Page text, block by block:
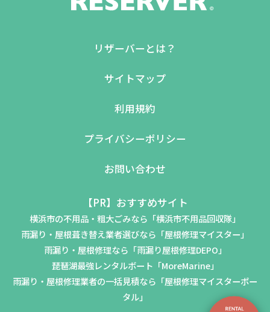
リザーバーとは？
サイトマップ
利用規約
プライバシーポリシー
お問い合わせ
【PR】おすすめサイト
横浜市の不用品・粗大ごみなら「横浜市不用品回収隊」
雨漏り・屋根葺き替え業者選びなら「屋根修理マイスター」
雨漏り・屋根修理なら「雨漏り屋根修理DEPO」
琵琶湖最強レンタルボート「MoreMarine」
雨漏り・屋根修理業者の一括見積なら「屋根修理マイスターポー
タル」